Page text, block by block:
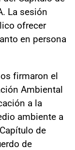
La sesión
ofrecer
en persona
firmaron el
Ambiental
a la
ambiente a
de
de